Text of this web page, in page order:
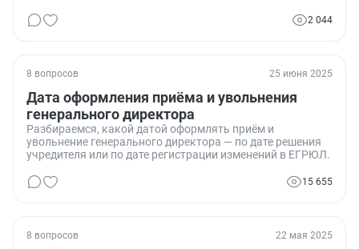
2 044
8 вопросов 25 июня 2025
Дата оформления приёма и увольнения
генерального директора
Разбираемся, какой датой оформлять приём и
увольнение генерального директора — по дате решения
учредителя или по дате регистрации изменений в ЕГРЮЛ.
15 655
8 вопросов 22 мая 2025